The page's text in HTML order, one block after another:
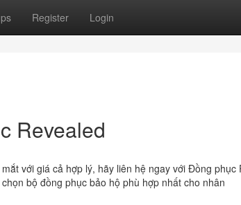
Register Login
Revealed
với giá cả hợp lý, hãy liên hệ ngay với Đồng phục
bộ đồng phục bảo hộ phù hợp nhất cho nhân